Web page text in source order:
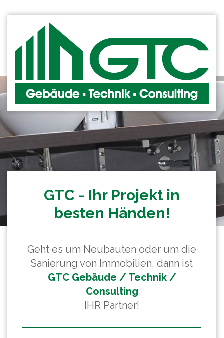
GTC - Ihr Projekt in
besten Händen!
Geht es um Neubauten oder um die
Sanierung von Immobilien, dann ist
GTC Gebäude / Technik /
Consulting
IHR Partner!